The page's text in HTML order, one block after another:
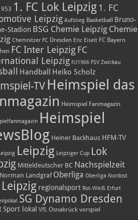
1. FC Lok Leipzig 1. FC
Leipzig Aufstieg Basketball
Bruno-
Stadion BSG Chemie Leipzig Chemie
Chemnitzer FC Dresden Eric Eiselt FC Bayern
FC Inter Leipzig FC
Leipzig fcl1966 FSV Zwickau
Handball Heiko Scholz
TV Heimspiel das
Heimspiel Fanmagazin
Heimspiel
Heiner Backhaus HFM-TV
Leipzig Leipziger Cup Lok
Mitteldeutscher BC Nachspielzeit
Norman Landgraf Oberliga Oberliga Nordost
Leipzig regionalsport Rot-Weiß Erfurt
SG Dynamo Dresden
Sport lokal VfL Osnabrück vorspiel